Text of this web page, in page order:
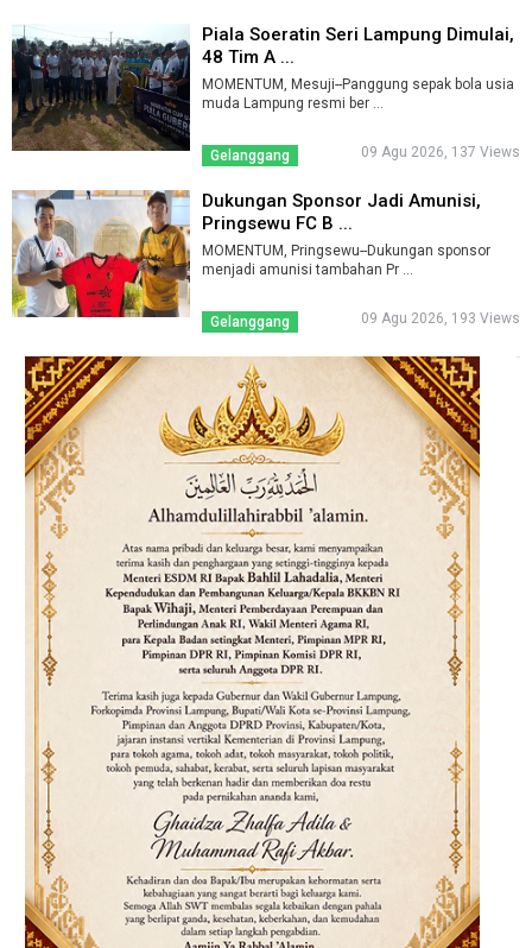
Piala Soeratin Seri Lampung Dimulai,
48 Tim A ...
MOMENTUM, Mesuji--Panggung sepak bola usia
muda Lampung resmi ber ...
Gelanggang 09 Agu 2026, 137 Views
Dukungan Sponsor Jadi Amunisi,
Pringsewu FC B ...
MOMENTUM, Pringsewu--Dukungan sponsor
menjadi amunisi tambahan Pr ...
Gelanggang 09 Agu 2026, 193 Views